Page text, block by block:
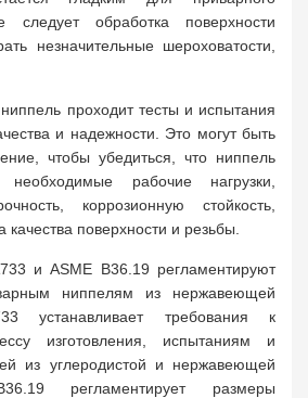
следует обработка поверхности
незначительные шероховатости,
проходит тесты и испытания
и надежности. Это могут быть
чтобы убедиться, что ниппель
рабочие нагрузки,
коррозионную стойкость,
качества поверхности и резьбы.
и ASME B36.19 регламентируют
ниппелям из нержавеющей
устанавливает требования к
изготовления, испытаниям и
из углеродистой и нержавеющей
регламентирует размеры